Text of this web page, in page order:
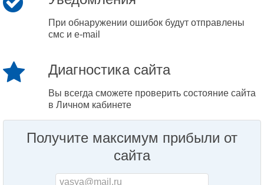
При обнаружении ошибок будут отправлены
смс и e-mail
Диагностика сайта
Вы всегда сможете проверить состояние сайта
в Личном кабинете
Получите максимум прибыли от
сайта